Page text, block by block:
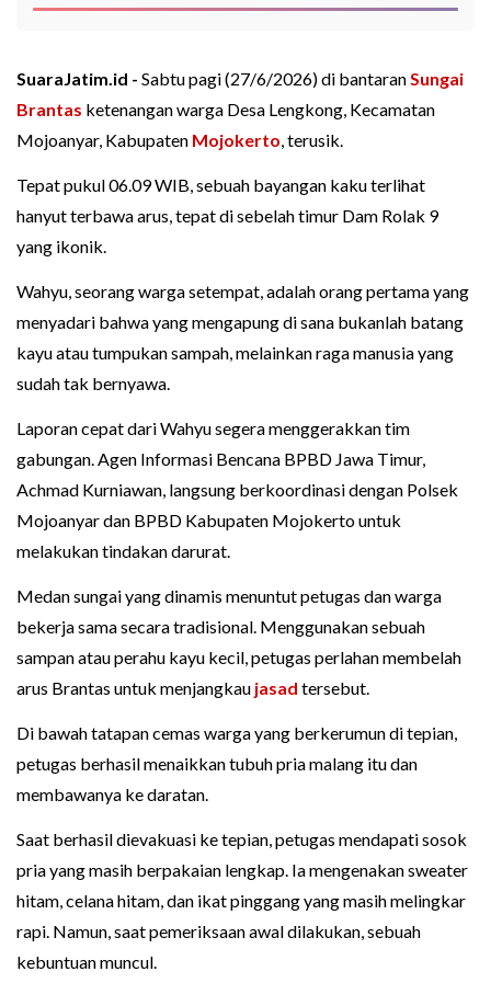
SuaraJatim.id - Sabtu pagi (27/6/2026) di bantaranSungai
Brantas ketenangan warga Desa Lengkong, Kecamatan
Mojoanyar, Kabupaten Mojokerto, terusik.
Tepat pukul 06.09 WIB, sebuah bayangan kaku terlihat
hanyut terbawa arus, tepat di sebelah timur Dam Rolak 9
yang ikonik.
Wahyu, seorang warga setempat, adalah orang pertama yang
menyadari bahwa yang mengapung di sana bukanlah batang
kayu atau tumpukan sampah, melainkan raga manusia yang
sudah tak bernyawa.
Laporan cepat dari Wahyu segera menggerakkan tim
gabungan. Agen Informasi Bencana BPBD Jawa Timur,
Achmad Kurniawan, langsung berkoordinasi dengan Polsek
Mojoanyar dan BPBD Kabupaten Mojokerto untuk
melakukan tindakan darurat.
Medan sungai yang dinamis menuntut petugas dan warga
bekerja sama secara tradisional. Menggunakan sebuah
sampan atau perahu kayu kecil, petugas perlahan membelah
arus Brantas untuk menjangkau jasad tersebut.
Di bawah tatapan cemas warga yang berkerumun di tepian,
petugas berhasil menaikkan tubuh pria malang itu dan
membawanya ke daratan.
Saat berhasil dievakuasi ke tepian, petugas mendapati sosok
pria yang masih berpakaian lengkap. Ia mengenakan sweater
hitam, celana hitam, dan ikat pinggang yang masih melingkar
rapi. Namun, saat pemeriksaan awal dilakukan, sebuah
kebuntuan muncul.